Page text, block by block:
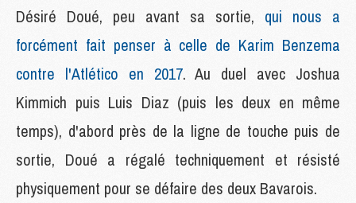
Désiré Doué, peu avant sa sortie, qui nous a
forcément fait penser à celle de Karim Benzema
contre l'Atlético en 2017. Au duel avec Joshua
Kimmich puis Luis Diaz (puis les deux en même
temps), d'abord près de la ligne de touche puis de
sortie, Doué a régalé techniquement et résisté
physiquement pour se défaire des deux Bavarois.